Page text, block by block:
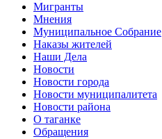
Мигранты
Мнения
Муниципальное Собрание
Наказы жителей
Наши Дела
Новости
Новости города
Новости муниципалитета
Новости района
О таганке
Обращения